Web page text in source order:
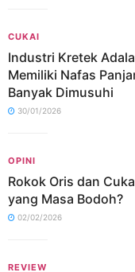
CUKAI
Industri Kretek
Memiliki Nafas
Banyak Dimusuhi
30/01/2026
OPINI
Rokok Oris dan
yang Masa Bodoh?
02/02/2026
REVIEW